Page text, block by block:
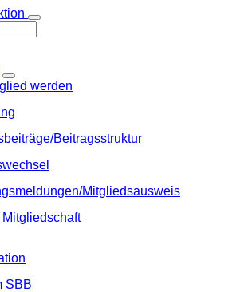
werden
Beitragsstruktur
Mitgliedsausweis
Mitgliedschaft
SBB